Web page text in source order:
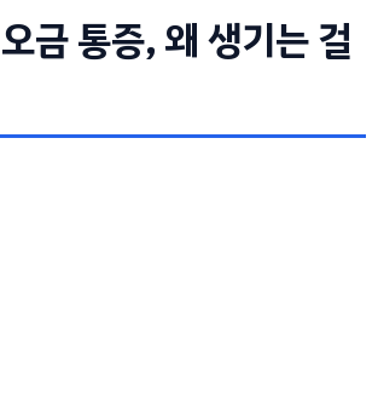
금 통증, 왜 생기는 걸